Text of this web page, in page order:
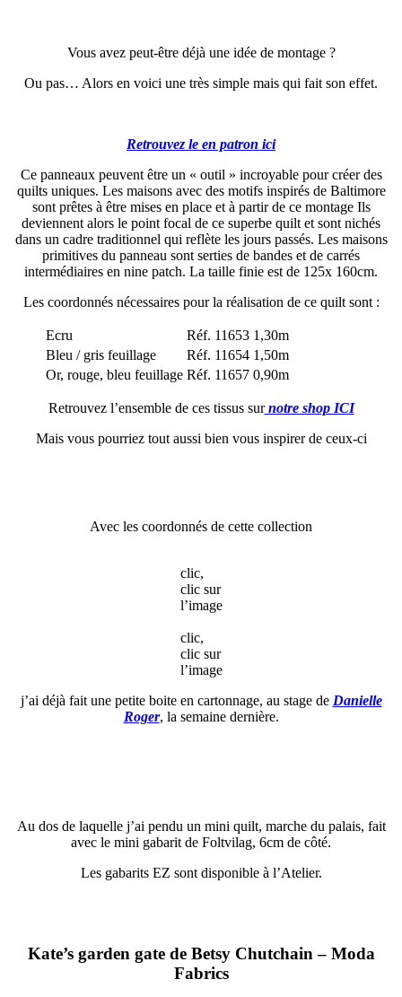
Vous avez peut-être déjà une idée de montage ?
Ou pas… Alors en voici une très simple mais qui fait son effet.
Retrouvez le en patron ici
Ce panneaux peuvent être un « outil » incroyable pour créer des
quilts uniques. Les maisons avec des motifs inspirés de Baltimore
sont prêtes à être mises en place et à partir de ce montage Ils
deviennent alors le point focal de ce superbe quilt et sont nichés
dans un cadre traditionnel qui reflète les jours passés. Les maisons
primitives du panneau sont serties de bandes et de carrés
intermédiaires en nine patch. La taille finie est de 125x 160cm.
Les coordonnés nécessaires pour la réalisation de ce quilt sont :
Ecru Réf. 11653 1,30m
Bleu / gris feuillage
Réf. 11654 1,50m
Or, rouge, bleu feuillage Réf. 11657 0,90m
Retrouvez l’ensemble de ces tissus surnotre shop ICI
Mais vous pourriez tout aussi bien vous inspirer de ceux-ci
Avec les coordonnés de cette collection
clic,
clic sur
l’image
clic,
clic sur
l’image
j’ai déjà fait une petite boite en cartonnage, au stage de Danielle
Roger, la semaine dernière.
Au dos de laquelle j’ai pendu un mini quilt, marche du palais, fait
avec le mini gabarit de Foltvilag, 6cm de côté.
Les gabarits EZ sont disponible à l’Atelier.
Kate’s garden gate de Betsy Chutchain – Moda
Fabrics